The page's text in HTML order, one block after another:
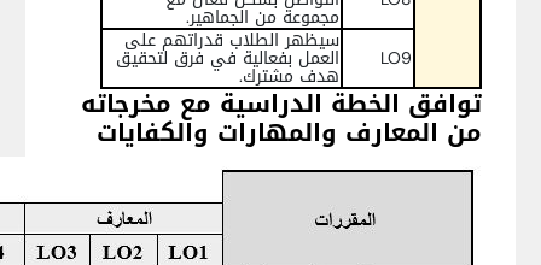
مجموعة من الجماهير.
LO9
سيظهر الطلاب قدراتهم على
العمل بفعالية في فرق لتحقيق
هدف مشترك.
توافق الخطة الدراسية مع مخرجاته
من المعارف والمهارات والكفايات